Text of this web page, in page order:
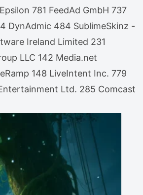
781 FeedAd GmbH 737
DynAdmic 484 SublimeSkinz -
Ireland Limited 231
LLC 142 Media.net
148 LiveIntent Inc. 779
Entertainment Ltd. 285 Comcast